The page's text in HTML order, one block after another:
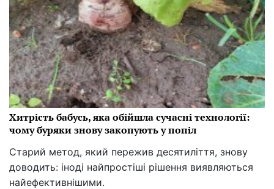
Хитрість бабусь, яка обійшла сучасні технології:
чому буряки знову закопують у попіл
Старий метод, який пережив десятиліття, знову
доводить: іноді найпростіші рішення виявляються
найефективнішими.